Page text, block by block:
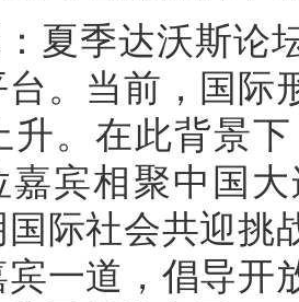
夏季达沃斯论
台。当前，国际
升。在此背景
嘉宾相聚中国
国际社会共迎挑
宾一道，倡导开